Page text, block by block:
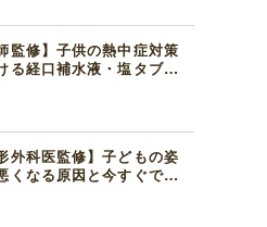
監修】子供の熱中症対策
る経口補水液・塩タブレ
外科医監修】子どもの姿
くなる原因と今すぐでき